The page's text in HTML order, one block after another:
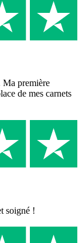
Ma première
de mes carnets
soigné !